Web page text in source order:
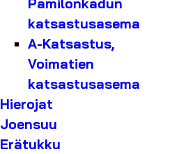
Pamilonkadun
katsastusasema
A-Katsastus,
Voimatien
katsastusasema
Hierojat
Joensuu
Erätukku